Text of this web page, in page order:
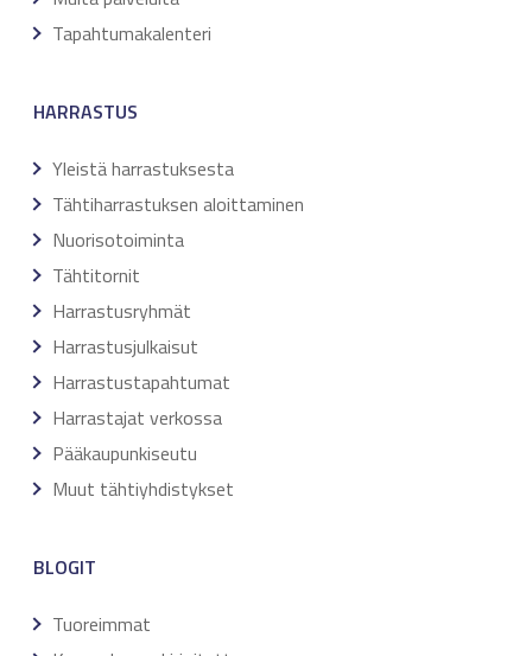
Tapahtumakalenteri
HARRASTUS
Yleistä harrastuksesta
Tähtiharrastuksen aloittaminen
Nuorisotoiminta
Tähtitornit
Harrastusryhmät
Harrastusjulkaisut
Harrastustapahtumat
Harrastajat verkossa
Pääkaupunkiseutu
Muut tähtiyhdistykset
BLOGIT
Tuoreimmat